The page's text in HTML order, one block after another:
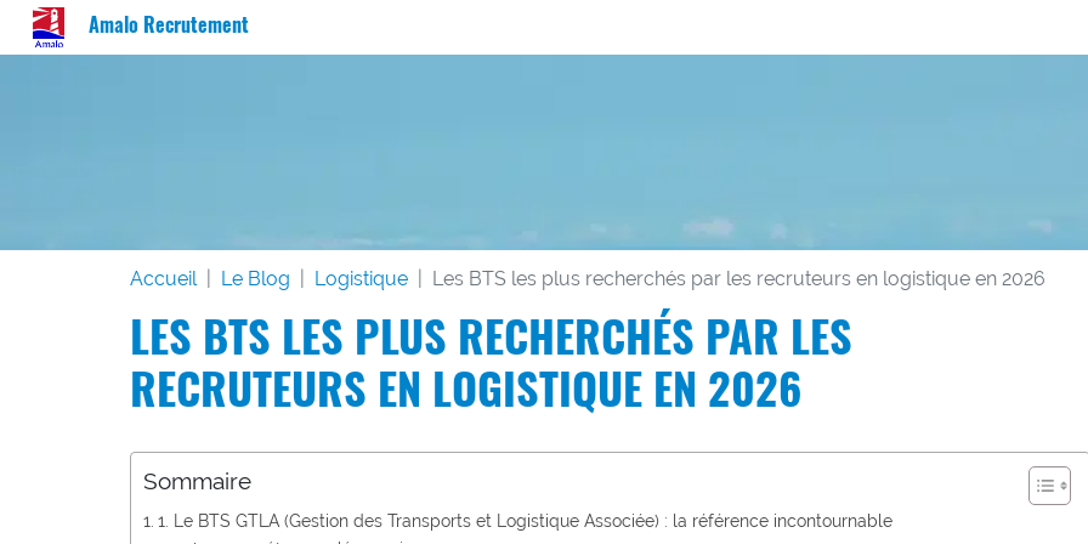
Amalo Recrutement
Accueil Le Blog Logistique Les BTS les plus recherchés par les recruteurs en logistique en 2026
LES BTS LES PLUS RECHERCHÉS PAR LES
RECRUTEURS EN LOGISTIQUE EN 2026
Sommaire
1. Le BTS GTLA (Gestion des Transports et Logistique Associée) : la référence incontournable